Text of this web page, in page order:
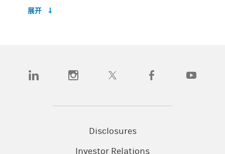
仅获准向以下人士销售产品：(1) 成为“认可投资
士，且该名人士只以该联名户口持有人的身份而非
约。本材料基于公众可获得且合理认为可靠的信息
（“公众信息”）而编制。本材料并未就公众信息
展开
(opens in a new tab)(opens in a new tab)(opens in a new tab)(opens in a new tab)
Disclosures
Investor Relations